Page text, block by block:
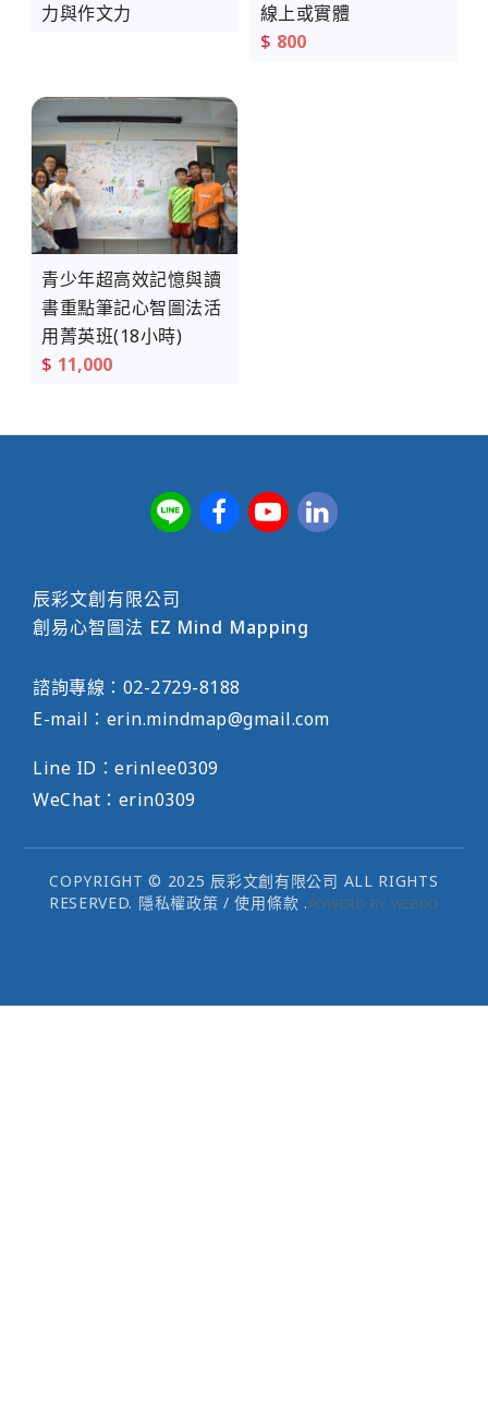
力與作文力
線上或實體
$ 800
青少年超高效記憶與讀
書重點筆記心智圖法活
用菁英班(18小時)
$ 11,000
辰彩文創有限公司
創易心智圖法 EZ Mind Mapping
諮詢專線： 02-2729-8188
E-mail： erin.mindmap@gmail.com
Line ID：erinlee0309
WeChat：erin0309
COPYRIGHT © 2025 辰彩文創有限公司 ALL RIGHTS
RESERVED. 隱私權政策 /使用條款 . POWERD BY WEBDO